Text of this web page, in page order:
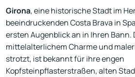
Girona, eine historische Stadt im
beeindruckenden Costa Brava in
ersten Augenblick an in Ihren Bann.
mittelalterlichem Charme und
strotzt, ist bekannt für ihre engen
Kopfsteinpflasterstraßen, alten